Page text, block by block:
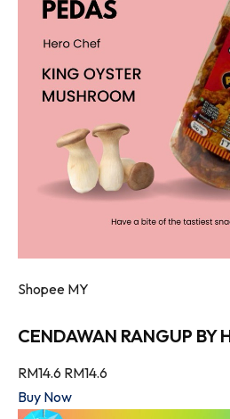
Shopee MY
CENDAWAN RANGUP BY
RM14.6 RM14.6
Buy Now